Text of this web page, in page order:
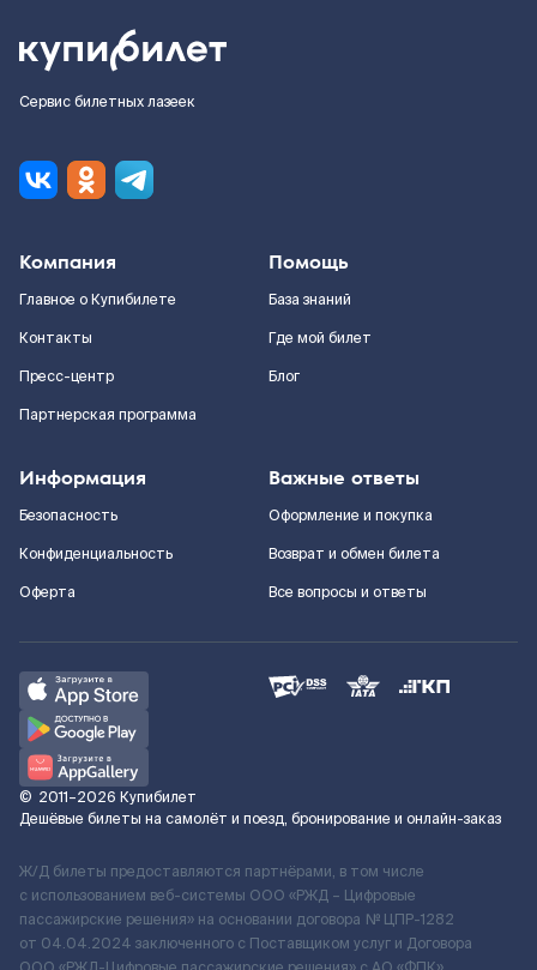
Сервис билетных лазеек
Компания
Главное о Купибилете
Контакты
Пресс-центр
Партнерская программа
Помощь
База знаний
Где мой билет
Блог
Информация
Безопасность
Конфиденциальность
Оферта
Важные ответы
Оформление и покупка
Возврат и обмен билета
Все вопросы и ответы
© 2011–2026 Купибилет
Дешёвые билеты на самолёт и поезд, бронирование и онлайн-заказ
Ж/Д билеты предоставляются партнёрами, в том числе
с использованием веб-системы ООО «РЖД – Цифровые
пассажирские решения» на основании договора № ЦПР-1282
от 04.04.2024 заключенного с Поставщиком услуг и Договора